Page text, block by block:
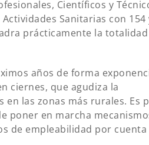
Científicos y
Sanitarias con 154
prácticamente la
años de forma
ciernes, que agudiza la
las zonas más rurales. Es
poner en marcha
de empleabilidad por cuenta